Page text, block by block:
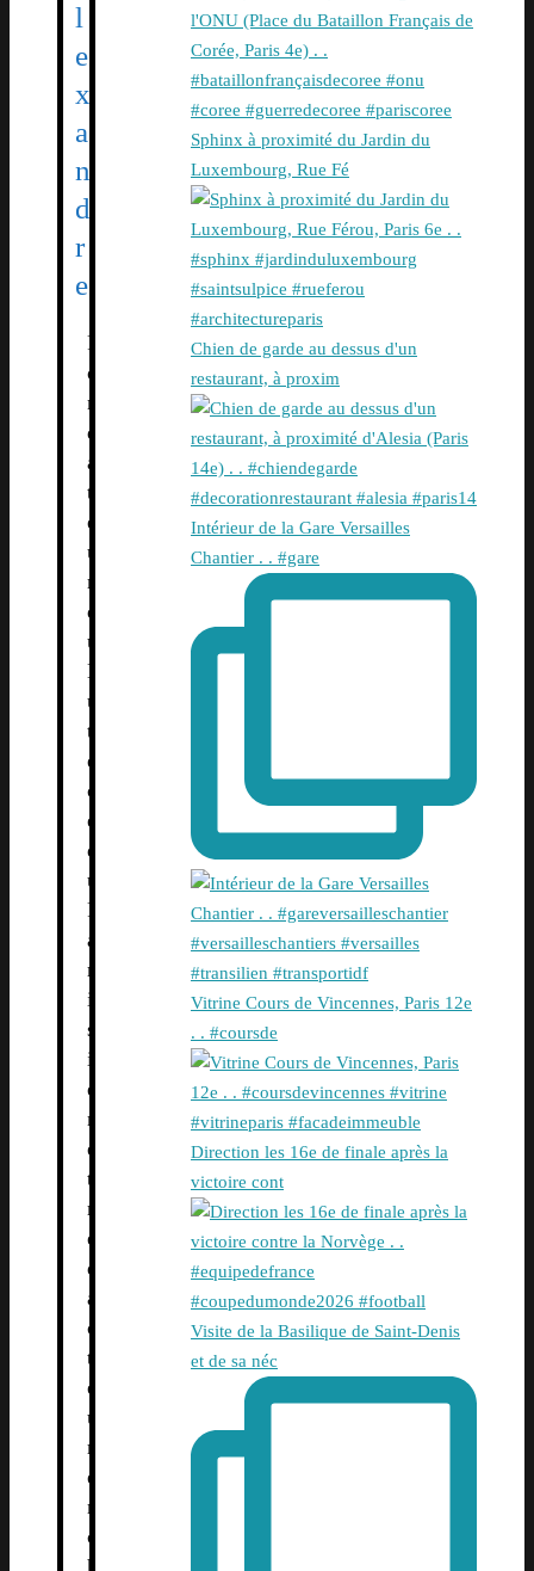
l
e
x
a
n
d
r
e
F
o
n
d
a
t
e
u
r
d
u
L
u
t
è
c
e
d
u
P
a
r
i
s
i
e
n
e
t
r
é
d
a
c
t
e
u
r
e
n
c
Sphinx à proximité du Jardin du
Luxembourg, Rue Fé
Chien de garde au dessus d'un
restaurant, à proxim
Intérieur de la Gare Versailles
Chantier . . #gare
Vitrine Cours de Vincennes, Paris 12e
. . #coursde
Direction les 16e de finale après la
victoire cont
Visite de la Basilique de Saint-Denis
et de sa néc